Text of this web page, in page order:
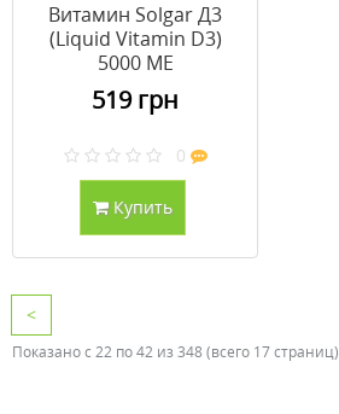
Витамин Solgar Д3
(Liquid Vitamin D3)
5000 МЕ
апельсиновый вкус 59
мл
519 грн
0
Купить
<
Показано с 22 по 42 из 348 (всего 17 страниц)